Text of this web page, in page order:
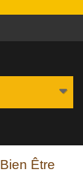
Bien Être